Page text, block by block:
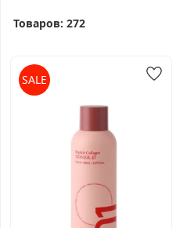
Товаров: 272